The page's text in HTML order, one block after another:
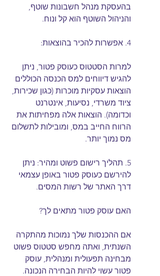
בהעסקת מנהל חשבונות שוטף,
והניהול השוטף הוא קל ונוח.
4. אפשרות להכיר בהוצאות:
למרות הסטטוס כעוסק פטור, ניתן
להגיש דיווחים למס הכנסה הכוללים
הוצאות עסקיות מוכרות (כגון שכירות,
ציוד משרדי, נסיעות, אינטרנט
וכדומה). הוצאות אלה מפחיתות את
הרווח החייב במס, ומובילות לתשלום
מס נמוך יותר.
5. תהליך רישום פשוט ומהיר: ניתן
להירשם כעוסק פטור באופן עצמאי
דרך האתר של רשות המסים.
האם עוסק פטור מתאים לך?
אם ההכנסות שלך נמוכות מהתקרה
השנתית, ואתה מחפש סטטוס פשוט
מבחינה תפעולית ומנהלית, עוסק
פטור עשוי להיות הבחירה הנכונה.